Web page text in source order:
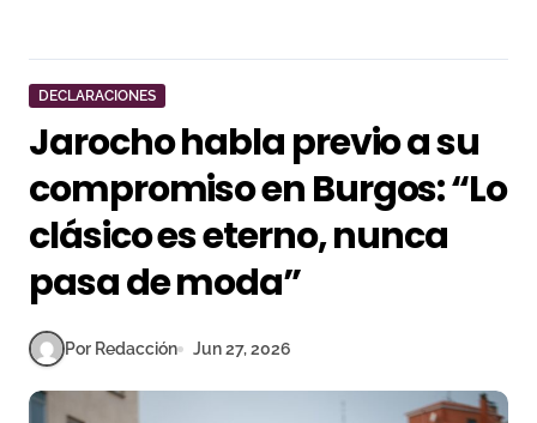
DECLARACIONES
Jarocho habla previo a su
compromiso en Burgos: “Lo
clásico es eterno, nunca
pasa de moda”
Por Redacción Jun 27, 2026